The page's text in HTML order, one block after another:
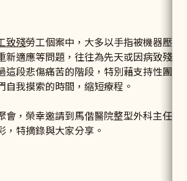
致殘勞工個案中，大多以手指被機器壓
新適應等問題，往往為先天或因病致殘
這段悲傷痛苦的階段，特別藉支持性團
自我摸索的時間，縮短療程。
會，榮幸邀請到馬偕醫院整型外科主任
，特摘錄與大家分享。